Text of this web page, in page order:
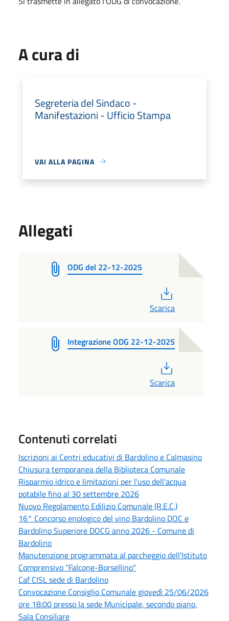
A cura di
Segreteria del Sindaco -
Manifestazioni - Ufficio Stampa
VAI ALLA PAGINA
Allegati
ODG del 22-12-2025
Scarica
Integrazione ODG 22-12-2025
Scarica
Contenuti correlati
Iscrizioni ai Centri educativi di Bardolino e Calmasino
Chiusura temporanea della Biblioteca Comunale
Risparmio idrico e limitazioni per l'uso dell'acqua
potabile fino al 30 settembre 2026
Nuovo Regolamento Edilizio Comunale (R.E.C.)
16° Concorso enologico del vino Bardolino DOC e
Bardolino Superiore DOCG anno 2026 - Comune di
Bardolino
Manutenzione programmata al parcheggio dell'Istituto
Comprensivo "Falcone-Borsellino"
Caf CISL sede di Bardolino
Convocazione Consiglio Comunale giovedì 25/06/2026
ore 18:00 presso la sede Municipale, secondo piano,
Sala Consiliare